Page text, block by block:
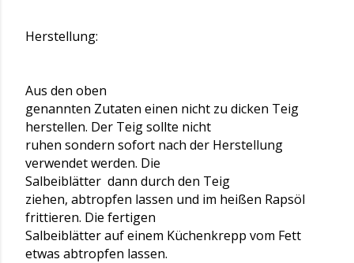
Herstellung:
Aus den oben
genannten Zutaten einen nicht zu dicken Teig
herstellen. Der Teig sollte nicht
ruhen sondern sofort nach der Herstellung
verwendet werden. Die
Salbeiblätter dann durch den Teig
ziehen, abtropfen lassen und im heißen Rapsöl
frittieren. Die fertigen
Salbeiblätter auf einem Küchenkrepp vom Fett
etwas abtropfen lassen.